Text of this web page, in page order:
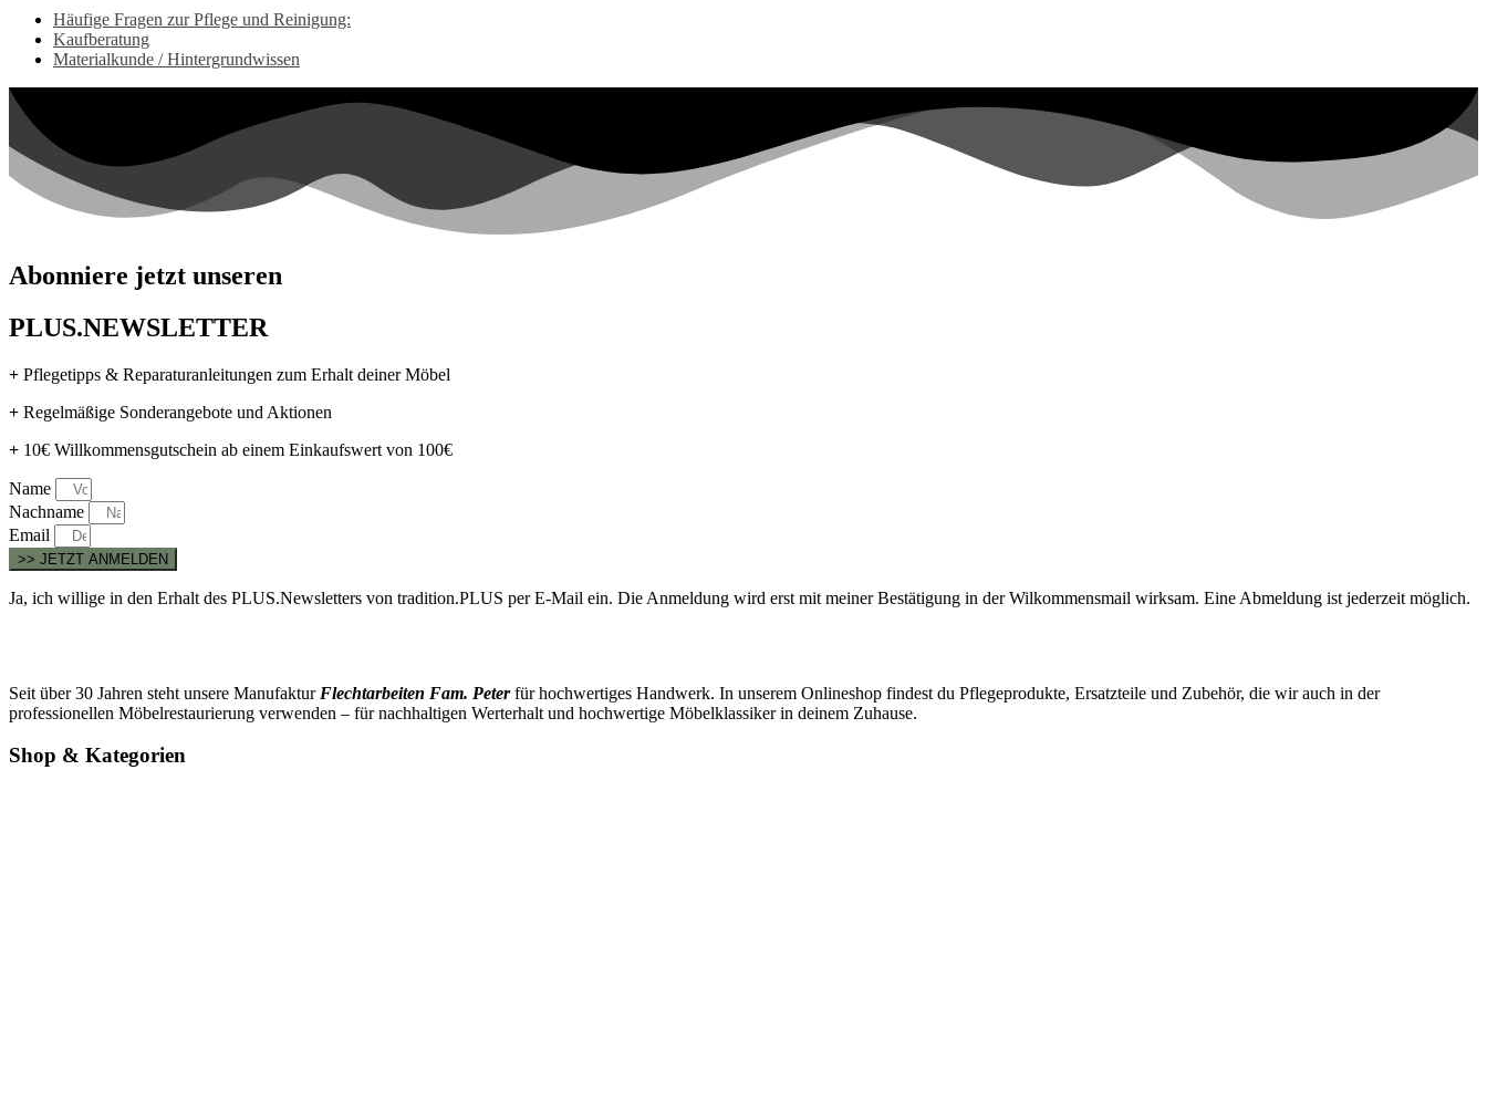
Häufige Fragen zur Pflege und Reinigung:
Kaufberatung
Materialkunde / Hintergrundwissen
Abonniere jetzt unseren
PLUS.NEWSLETTER
+ Pflegetipps & Reparaturanleitungen zum Erhalt deiner Möbel
+ Regelmäßige Sonderangebote und Aktionen
+ 10€ Willkommensgutschein ab einem Einkaufswert von 100€
Name
Nachname
Email
>> JETZT ANMELDEN
Ja, ich willige in den Erhalt des PLUS.Newsletters von tradition.PLUS per E-Mail ein. Die Anmeldung wird erst mit meiner Bestätigung in der Wilkommensmail wirksam. Eine Abmeldung ist jederzeit möglich.
Seit über 30 Jahren steht unsere Manufaktur Flechtarbeiten Fam. Peterfür hochwertiges Handwerk. In unserem Onlineshop findest du Pflegeprodukte, Ersatzteile und Zubehör, die wir auch in der
professionellen Möbelrestaurierung verwenden – für nachhaltigen Werterhalt und hochwertige Möbelklassiker in deinem Zuhause.
Shop & Kategorien